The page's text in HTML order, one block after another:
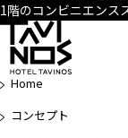
1階のコンビニエンス
Home
コンセプト